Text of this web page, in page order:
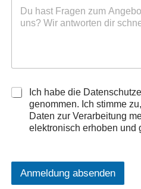
D
c
u
Ich habe die
genommen. Ich stimme
Daten zur Verarbeitung
elektronisch erhoben und
Anmeldung absenden